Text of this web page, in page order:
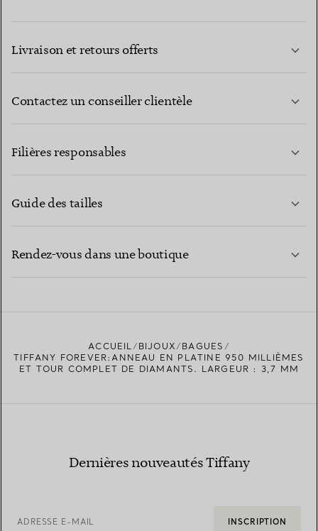
Livraison et retours offerts
Contactez un conseiller clientèle
Filières responsables
Guide des tailles
Rendez-vous dans une boutique
TROUVEZ LA BOUTIQUE LA PLUS PROCHE
ACCUEIL BIJOUX
BAGUES
TIFFANY FOREVER:ANNEAU EN PLATINE 950 MILLIÈMES
ET TOUR COMPLET DE DIAMANTS. LARGEUR : 3,7 MM
Dernières nouveautés Tiffany
ADRESSE E-MAIL INSCRIPTION